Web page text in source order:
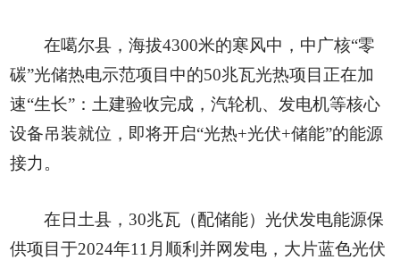
在噶尔县，海拔4300米的寒风中，中广核“零
碳”光储热电示范项目中的50兆瓦光热项目正在加
速“生长”：土建验收完成，汽轮机、发电机等核心
设备吊装就位，即将开启“光热+光伏+储能”的能源
接力。
在日土县，30兆瓦（配储能）光伏发电能源保
供项目于2024年11月顺利并网发电，大片蓝色光伏